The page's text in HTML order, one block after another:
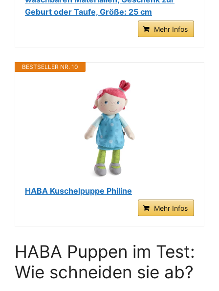
Geburt oder Taufe, Größe: 25 cm
Mehr Infos
BESTSELLER NR. 10
HABA Kuschelpuppe Philine
Mehr Infos
HABA Puppen im Test:
Wie schneiden sie ab?